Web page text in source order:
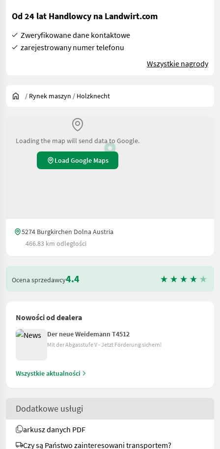
Od 24 lat Handlowcy na Landwirt.com
Zweryfikowane dane kontaktowe
zarejestrowany numer telefonu
Wszystkie nagrody
/ Rynek maszyn / Holzknecht
Loading the map will send data to Google.
Load Google Maps
5274 Burgkirchen Dolna Austria
466.83 km odległości
Ocena sprzedawcy4.4
Nowości od dealera
Der neue Weidemann T4512
Mit der Abgasstufe V - Jetzt Förderung sichern!
Wszystkie aktualności
Dodatkowe usługi
arkusz danych PDF
Czy są Państwo zainteresowani transportem?